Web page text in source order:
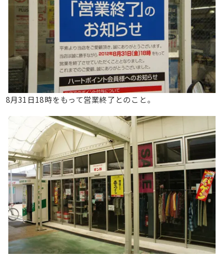
8月31日18時をもって営業終了とのこと。